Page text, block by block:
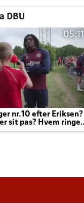
DBU
05:11
nr.10 efter Eriksen?
sit pas? Hvem ringer
til efter kampe?